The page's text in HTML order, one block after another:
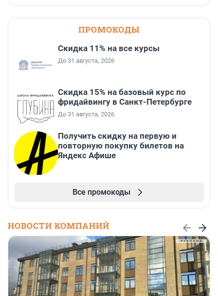
ПРОМОКОДЫ
Скидка 11% на все курсы
До 31 августа, 2026
Скидка 15% на базовый курс по
фридайвингу в Санкт-Петербурге
До 31 августа, 2026
Получить скидку на первую и
повторную покупку билетов на
Яндекс Афише
Все промокоды
НОВОСТИ КОМПАНИЙ